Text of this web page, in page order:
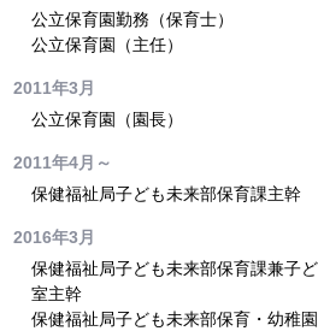
公立保育園勤務（保育士）
公立保育園（主任）
2011年3月
公立保育園（園長）
2011年4月～
保健福祉局子ども未来部保育課主幹
2016年3月
保健福祉局子ども未来部保育課兼子
室主幹
保健福祉局子ども未来部保育・幼稚